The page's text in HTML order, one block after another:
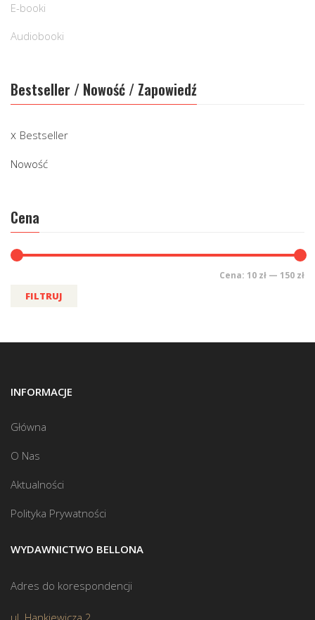
E-booki
Audiobooki
Bestseller / Nowość / Zapowiedź
Bestseller
Nowość
Cena
FILTRUJ
Cena: 10 zł — 150 zł
INFORMACJE
Główna
O Nas
Aktualności
Polityka Prywatności
WYDAWNICTWO BELLONA
Adres do korespondencji